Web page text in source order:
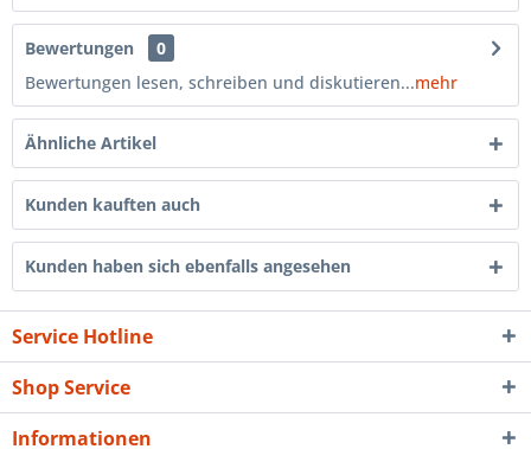
Bewertungen
0
Bewertungen lesen, schreiben und diskutieren...mehr
Ähnliche Artikel
Kunden kauften auch
Kunden haben sich ebenfalls angesehen
Service Hotline
Shop Service
Informationen